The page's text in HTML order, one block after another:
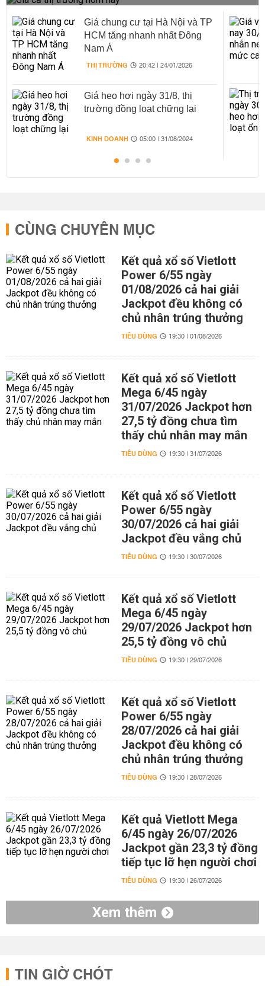
Giá chung cư tại Hà Nội và TP
HCM tăng nhanh nhất Đông
Nam Á
THỊ TRƯỜNG 20:42 | 24/01/2026
Giá heo hơi ngày 31/8, thị
trường đồng loạt chững lại
KINH DOANH 05:00 | 31/08/2024
CÙNG CHUYÊN MỤC
Kết quả xổ số Vietlott
Power 6/55 ngày
01/08/2026 cả hai giải
Jackpot đều không có
chủ nhân trúng thưởng
TIÊU DÙNG 19:30 | 01/08/2026
Kết quả xổ số Vietlott
Mega 6/45 ngày
31/07/2026 Jackpot hơn
27,5 tỷ đồng chưa tìm
thấy chủ nhân may mắn
TIÊU DÙNG 19:30 | 31/07/2026
Kết quả xổ số Vietlott
Power 6/55 ngày
30/07/2026 cả hai giải
Jackpot đều vắng chủ
TIÊU DÙNG 19:30 | 30/07/2026
Kết quả xổ số Vietlott
Mega 6/45 ngày
29/07/2026 Jackpot hơn
25,5 tỷ đồng vô chủ
TIÊU DÙNG 19:30 | 29/07/2026
Kết quả xổ số Vietlott
Power 6/55 ngày
28/07/2026 cả hai giải
Jackpot đều không có
chủ nhân trúng thưởng
TIÊU DÙNG 19:30 | 28/07/2026
Kết quả Vietlott Mega
6/45 ngày 26/07/2026
Jackpot gần 23,3 tỷ đồng
tiếp tục lỡ hẹn người chơi
TIÊU DÙNG 19:30 | 26/07/2026
Xem thêm
TIN GIỜ CHÓT